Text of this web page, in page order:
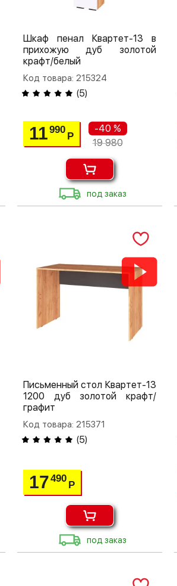
Шкаф пенал Квартет-13 в
прихожую дуб золотой
крафт/белый
Код товара: 215324
(5)
11990
Р
-40 %
19 980
под заказ
Письменный стол Квартет-13
1200 дуб золотой крафт/
графит
Код товара: 215371
(5)
17490
Р
под заказ